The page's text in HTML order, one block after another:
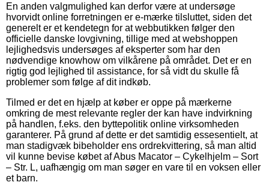
En anden valgmulighed kan derfor være at undersøge
hvorvidt online forretningen er e-mærke tilsluttet, siden det
generelt er et kendetegn for at webbutikken følger den
officielle danske lovgivning, tillige med at webshoppen
lejlighedsvis undersøges af eksperter som har den
nødvendige knowhow om vilkårene på området. Det er en
rigtig god lejlighed til assistance, for så vidt du skulle få
problemer som følge af dit indkøb.
Tilmed er det en hjælp at køber er oppe på mærkerne
omkring de mest relevante regler der kan have indvirkning
på handlen, f.eks. den byttepolitik online virksomheden
garanterer. På grund af dette er det samtidig essesentielt, at
man stadigvæk bibeholder ens ordrekvittering, så man altid
vil kunne bevise købet af Abus Macator – Cykelhjelm – Sort
– Str. L, uafhængig om man søger en vare til en voksen eller
et barn.